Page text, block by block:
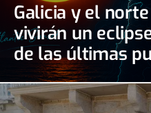
Galicia y el
vivirán un
de las últimas